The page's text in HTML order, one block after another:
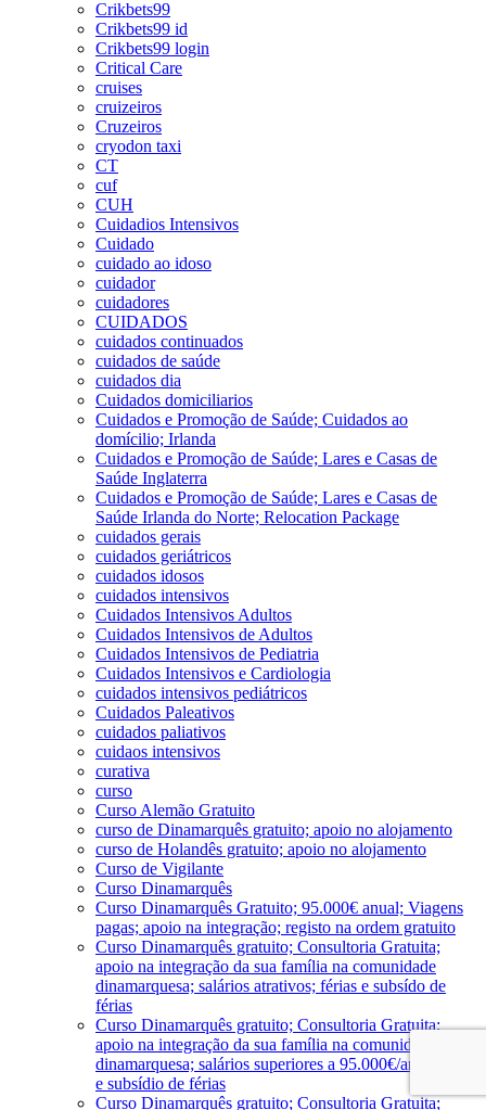
Crikbets99
Crikbets99 id
Crikbets99 login
Critical Care
cruises
cruizeiros
Cruzeiros
cryodon taxi
CT
cuf
CUH
Cuidadios Intensivos
Cuidado
cuidado ao idoso
cuidador
cuidadores
CUIDADOS
cuidados continuados
cuidados de saúde
cuidados dia
Cuidados domiciliarios
Cuidados e Promoção de Saúde; Cuidados ao
domícilio; Irlanda
Cuidados e Promoção de Saúde; Lares e Casas de
Saúde Inglaterra
Cuidados e Promoção de Saúde; Lares e Casas de
Saúde Irlanda do Norte; Relocation Package
cuidados gerais
cuidados geriátricos
cuidados idosos
cuidados intensivos
Cuidados Intensivos Adultos
Cuidados Intensivos de Adultos
Cuidados Intensivos de Pediatria
Cuidados Intensivos e Cardiologia
cuidados intensivos pediátricos
Cuidados Paleativos
cuidados paliativos
cuidaos intensivos
curativa
curso
Curso Alemão Gratuito
curso de Dinamarquês gratuito; apoio no alojamento
curso de Holandês gratuito; apoio no alojamento
Curso de Vigilante
Curso Dinamarquês
Curso Dinamarquês Gratuito; 95.000€ anual; Viagens
pagas; apoio na integração; registo na ordem gratuito
Curso Dinamarquês gratuito; Consultoria Gratuita;
apoio na integração da sua família na comunidade
dinamarquesa; salários atrativos; férias e subsído de
férias
Curso Dinamarquês gratuito; Consultoria Gratuita;
apoio na integração da sua família na comunidade
dinamarquesa; salários superiores a 95.000€/ano; férias
e subsídio de férias
Curso Dinamarquês gratuito; Consultoria Gratuita;